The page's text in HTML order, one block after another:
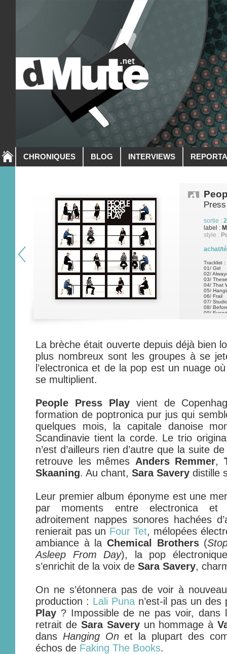
CHRONIQUES BLOG INTERVIEWS
sortie :
label :
style :
achat/
Tracklist :
01/ Girl
02/
03/
04/ That
05/
06/ Frail
07/
08/
09/
La brèche était ouverte depuis déjà bien
plus nombreux sont les groupes à se
l’electronica et de la pop est un nuage
se multiplient.
People Press Playvient de
formation de poptronica pur jus qui
quelques mois, la capitale danoise
Scandinavie tient la corde. Le trio
n’est d’ailleurs rien d’autre que la suite
retrouve les mêmes Anders Remmer,
Skaaning. Au chant, Sara Savery distille
Leur premier album éponyme est une
par moments entre electronica et
adroitement nappes sonores hachées
renierait pas un Four Tet, mélopées
ambiance à la Chemical Brothers(
Asleep From Day), la pop
s’enrichit de la voix de Sara Savery,
On ne s’étonnera pas de voir à
production : Lali Puna n’est-il pas un
Play ? Impossible de ne pas voir, dans
retrait de Sara Saveryun hommage à
dans Hanging Onet la plupart des
échos de Faking The Books.